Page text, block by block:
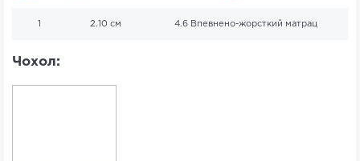
1 2.10 см 4.6 Впевнено-жорсткий матрац
Чохол: